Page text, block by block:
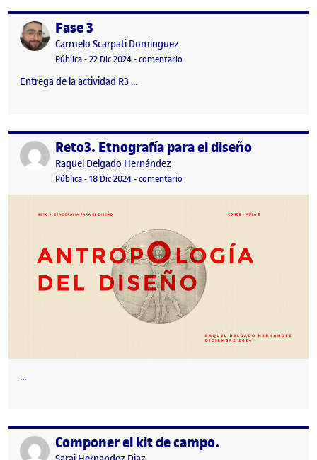
Publicado por
Fase 3
Publicado por
Carmelo Scarpati Dominguez
Visibilidad:
Pública-Fecha de publicación
22 Dic 2024-comentario
Entrega de la actividad R3 …
Publicado porReto3. Etnografía para el diseño
Publicado por
Raquel Delgado Hernández
Visibilidad:
Pública-Fecha de publicación
18 Dic 2024-comentario
…
Publicado porComponer el kit de campo.